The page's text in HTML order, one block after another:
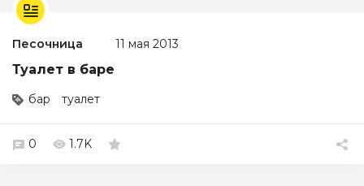
Песочница 11 мая 2013
Туалет в баре
бар туалет
0 1.7K